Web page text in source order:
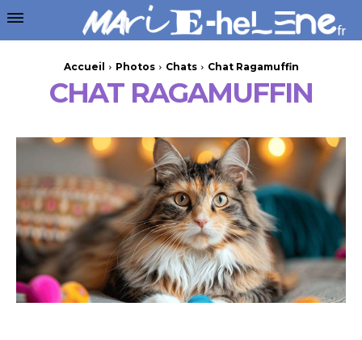
Accueil Photos Chats Chat Ragamuffin
CHAT RAGAMUFFIN